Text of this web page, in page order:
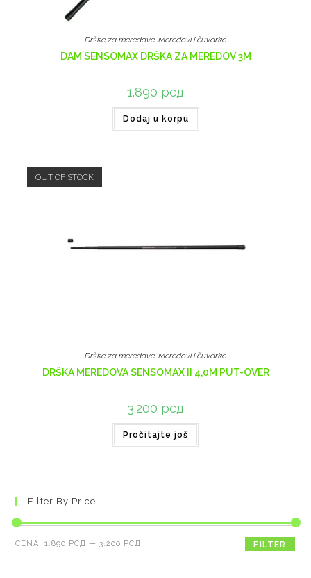
Drške za meredove, Meredovi i čuvarke
DAM SENSOMAX DRŠKA ZA MEREDOV 3M
1.890 рсд
Dodaj u korpu
OUT OF STOCK
Drške za meredove Meredovi i čuvarke
DRŠKA MEREDOVA SENSOMAX II 4,0M PUT-OVER
3.200 рсд
Pročitajte još
Filter By Price
FILTER
CENA:1.890 РСД —3.200 РСД